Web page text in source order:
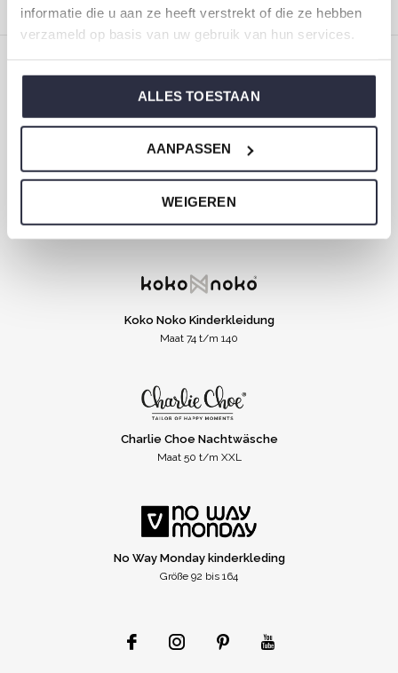
informatie die u aan ze heeft verstrekt of die ze hebben
verzameld op basis van uw gebruik van hun services.
ALLES TOESTAAN
AANPASSEN
WEIGEREN
Impressum
CALL US EMAIL US
ONZE MERKEN
Dirkje Baby- und Kinderkleidung
Koko Noko Kinderkleidung
Maat 74 t/m 140
Charlie Choe Nachtwäsche
Maat 50 t/m XXL
No Way Monday kinderkleding
Größe 92 bis 164